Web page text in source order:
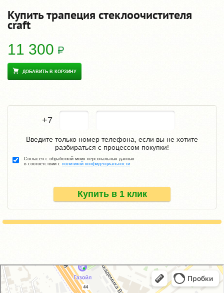
Купить трапеция стеклоочистителя
craft
11 300
ДОБАВИТЬ В КОРЗИНУ
+7
Купить в 1 клик
Введите только номер телефона, если вы не хотите
разбираться с процессом покупки!
Согласен с обработкой моих персональных данных
в соответствии с политикой конфиденциальности
GM-City&VAG-Repair
Автосервис, автотехцентр в Москве
Магазин автозапчастей и автотоваров в Москве